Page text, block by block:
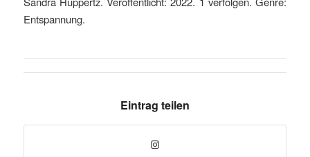
Entspannung.
Eintrag teilen